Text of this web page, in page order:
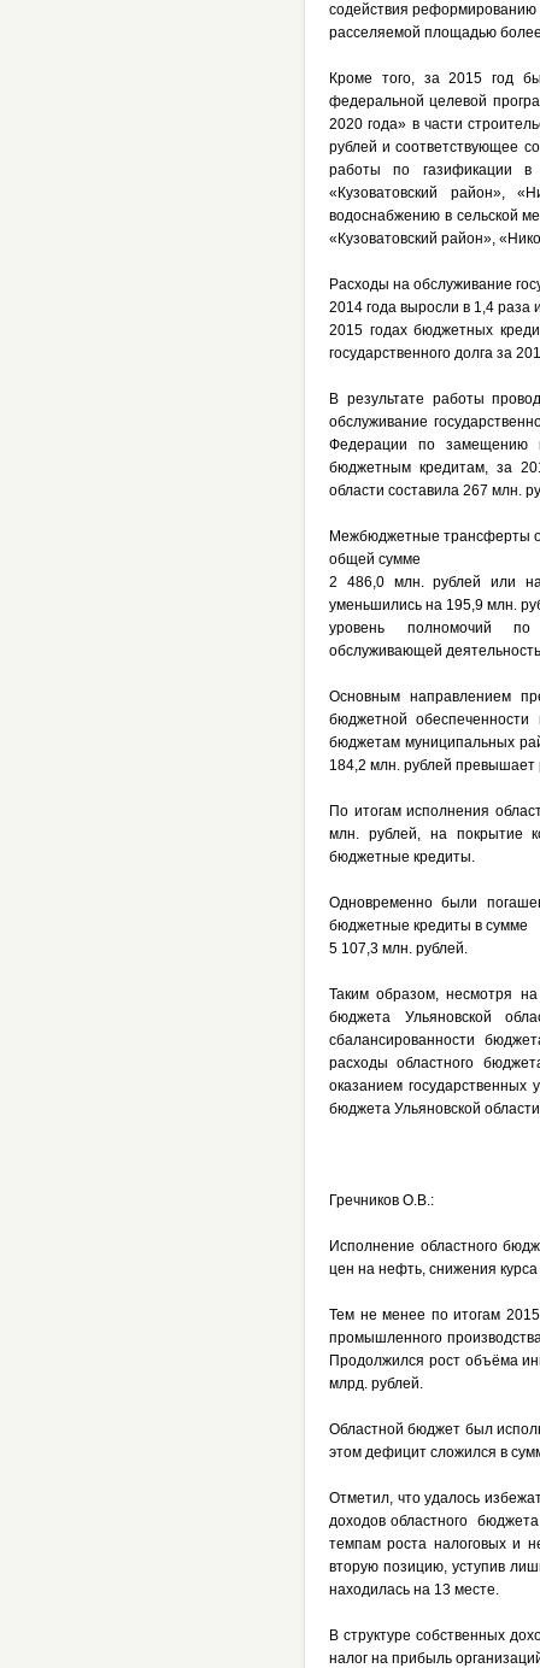
содействия реформированию
расселяемой площадью
Кроме того, за 2015 год
федеральной целевой
2020 года» в части
рублей и соответствующее
работы по газификации в
«Кузоватовский район»,
водоснабжению в сельской
«Кузоватовский район»,
Расходы на обслуживание
2014 года выросли в 1,4
2015 годах бюджетных
государственного долга за
В результате работы
обслуживание
Федерации по замещению
бюджетным кредитам, за
области составила 267 млн.
Межбюджетные трансферты
общей сумме
2 486,0 млн. рублей или
уменьшились на 195,9 млн.
уровень полномочий по
обслуживающей
Основным направлением
бюджетной
бюджетам муниципальных
184,2 млн. рублей превышает
По итогам исполнения
млн. рублей, на покрытие
бюджетные кредиты.
Одновременно были
бюджетные кредиты в сумме
5 107,3 млн. рублей.
Таким образом, несмотря
бюджета Ульяновской
сбалансированности
расходы областного
оказанием
бюджета Ульяновской
Гречников О.В.:
Исполнение областного
цен на нефть, снижения курса
Тем не менее по итогам 2015
промышленного
Продолжился рост объёма
млрд. рублей.
Областной бюджет был
этом дефицит сложился в
Отметил, что удалось
доходов областного
темпам роста налоговых и
вторую позицию, уступив
находилась на 13 месте.
В структуре собственных
налог на прибыль